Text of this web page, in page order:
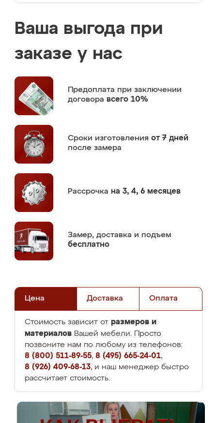
Ваша выгода при
заказе у нас
Предоплата при заключении
договора всего 10%
Сроки изготовления от 7 дней
после замера
Рассрочка на 3, 4, 6 месяцев
Замер, доставка и подъем
бесплатно
Цена Доставка Оплата
Стоимость зависит от размеров и
материалов Вашей мебели. Просто
позвоните нам по любому из телефонов:
8 (800) 511-89-55, 8 (495) 665-24-01,
8 (926) 409-68-13, и наш менеджер быстро
рассчитает стоимость.